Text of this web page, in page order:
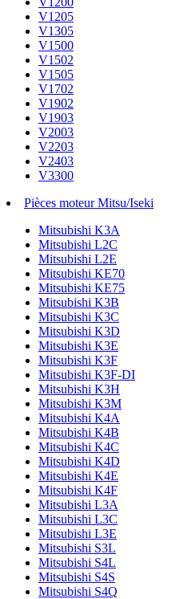
V1205
V1305
V1500
V1502
V1505
V1702
V1902
V1903
V2003
V2203
V2403
V3300
Pièces moteur Mitsu/Iseki
Mitsubishi K3A
Mitsubishi L2C
Mitsubishi L2E
Mitsubishi KE70
Mitsubishi KE75
Mitsubishi K3B
Mitsubishi K3C
Mitsubishi K3D
Mitsubishi K3E
Mitsubishi K3F
Mitsubishi K3F-DI
Mitsubishi K3H
Mitsubishi K3M
Mitsubishi K4A
Mitsubishi K4B
Mitsubishi K4C
Mitsubishi K4D
Mitsubishi K4E
Mitsubishi K4F
Mitsubishi L3A
Mitsubishi L3C
Mitsubishi L3E
Mitsubishi S3L
Mitsubishi S4L
Mitsubishi S4S
Mitsubishi S4Q